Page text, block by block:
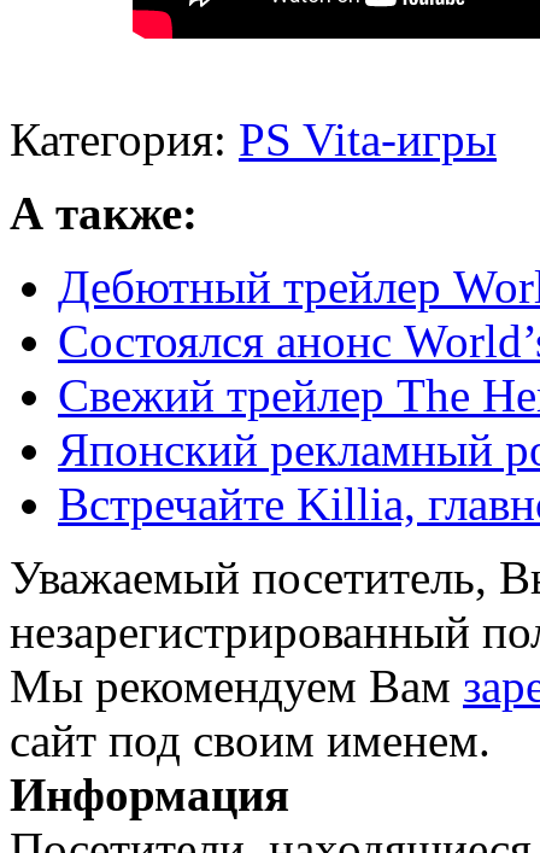
Категория: PS Vita-игры
А также:
Дебютный трейлер
Состоялся анонс
Свежий трейлер The
Японский рекламный
Встречайте Killia,
Уважаемый посетитель,
незарегистрированный
Мы рекомендуем Вам
сайт под своим именем.
Информация